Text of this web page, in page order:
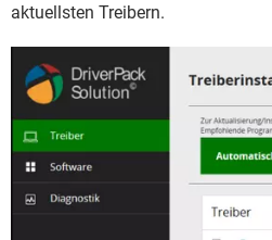
aktuellsten Treibern.